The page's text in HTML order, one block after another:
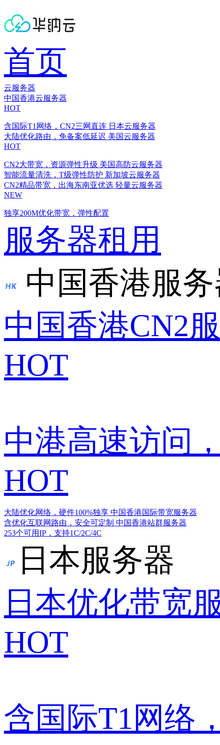
首页
云服务器
中国香港云服务器
HOT
含国际T1网络，CN2三网直连 日本云服务器
大陆优化路由，免备案低延迟 美国云服务器
HOT
CN2大带宽，资源弹性升级 美国高防云服务器
智能流量清洗，T级弹性防护 新加坡云服务器
CN2精品带宽，出海东南亚优选 轻量云服务器
NEW
独享200M优化带宽，弹性配置
服务器租用
中国香港服
中国香港CN2
HOT
中港高速访问
HOT
大陆优化网络，硬件100%独享 中国香港国际带宽服务器
含优化互联网路由，安全可定制 中国香港站群服务器
253个可用IP，支持1C/2C/4C
日本服务器
日本优化带宽
HOT
含国际T1网络